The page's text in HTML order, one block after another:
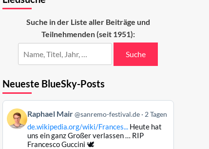
Suche in der Liste aller Beiträge und
Teilnehmenden (seit 1951):
Suche
Neueste BlueSky-Posts
Beitrag
von
Raphael
Raphael Mair @sanremo-festival.de 2 Tagen
de.wikipedia.org/wiki/Frances...Heute hat
uns ein ganz Großer verlassen … RIP
Francesco Guccini 🕊️